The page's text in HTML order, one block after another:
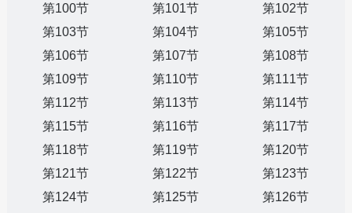
第100节
第101节
第102节
第103节
第104节
第105节
第106节
第107节
第108节
第109节
第110节
第111节
第112节
第113节
第114节
第115节
第116节
第117节
第118节
第119节
第120节
第121节
第122节
第123节
第124节
第125节
第126节